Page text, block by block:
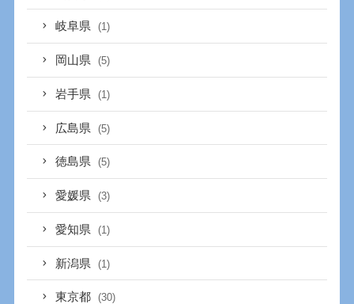
岐阜県 (1)
岡山県 (5)
岩手県 (1)
広島県 (5)
徳島県 (5)
愛媛県 (3)
愛知県 (1)
新潟県 (1)
東京都 (30)